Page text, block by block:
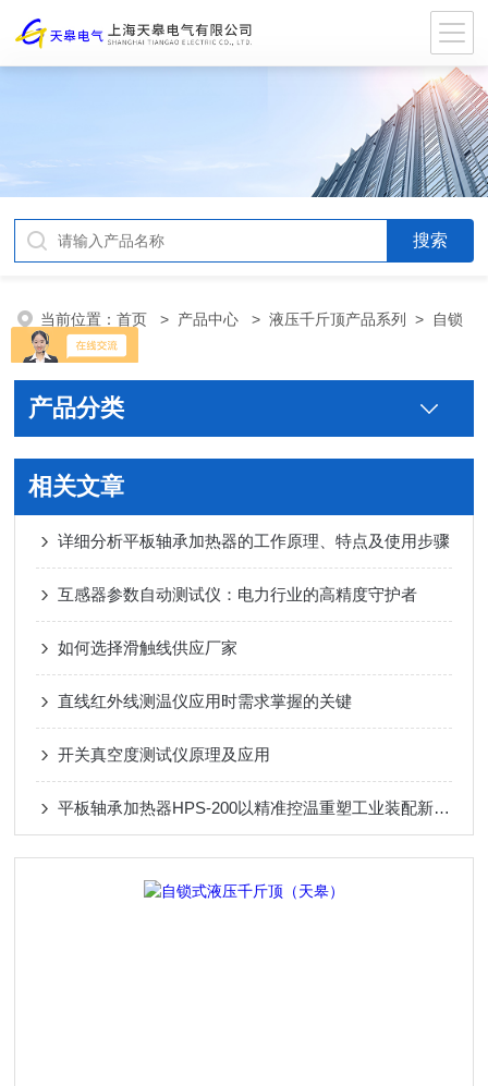
当前位置：首页 > 产品中心 >液压千斤顶产品系列 > 自锁
式液压千斤顶
产品分类
相关文章
详细分析平板轴承加热器的工作原理、特点及使用步骤
互感器参数自动测试仪：电力行业的高精度守护者
如何选择滑触线供应厂家
直线红外线测温仪应用时需求掌握的关键
开关真空度测试仪原理及应用
平板轴承加热器HPS-200以精准控温重塑工业装配新范式